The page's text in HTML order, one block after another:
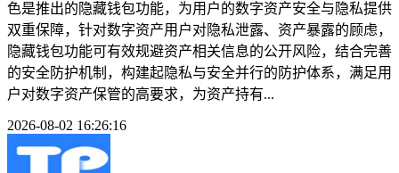
色是推出的隐藏钱包功能，为用户的数字资产安全与隐私提供
双重保障，针对数字资产用户对隐私泄露、资产暴露的顾虑，
隐藏钱包功能可有效规避资产相关信息的公开风险，结合完善
的安全防护机制，构建起隐私与安全并行的防护体系，满足用
户对数字资产保管的高要求，为资产持有...
2026-08-02 16:26:16